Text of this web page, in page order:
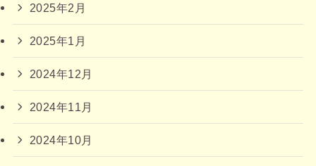
2025年2月
2025年1月
2024年12月
2024年11月
2024年10月